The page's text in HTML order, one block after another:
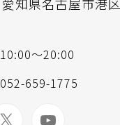
愛知県名古屋市港
10:00～20:00
052-659-1775